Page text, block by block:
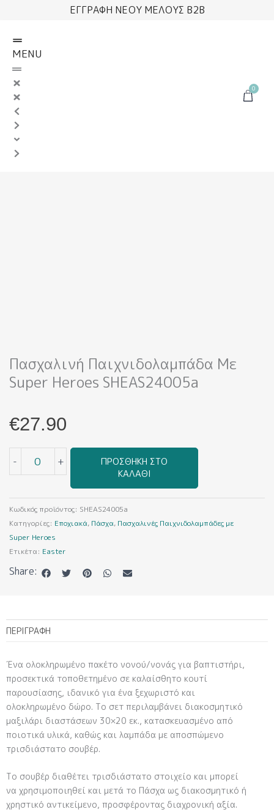
ΕΓΓΡΑΦΗ ΝΕΟΥ ΜΕΛΟΥΣ B2B
MENU
0
Cart
Πασχαλινή Παιχνιδολαμπάδα Με
Super Heroes SHEAS24005a
€27.90
-
Παιχνιδολαμπάδα
Super
Heroes
SHEAS24005a
ποσότητα
+
ΠΡΟΣΘΉΚΗ ΣΤΟ
ΚΑΛΆΘΙ
Κωδικός προϊόντος: SHEAS24005a
Κατηγορίες: Εποχιακά, Πάσχα, Πασχαλινές Παιχνιδολαμπάδες με
Super Heroes
Ετικέτα: Easter
Share:
ΠΕΡΙΓΡΑΦΉ
Ένα ολοκληρωμένο πακέτο νονού/νονάς για βαπτιστήρι,
προσεκτικά τοποθετημένο σε καλαίσθητο κουτί
παρουσίασης, ιδανικό για ένα ξεχωριστό και
ολοκληρωμένο δώρο. Το σετ περιλαμβάνει διακοσμητικό
μαξιλάρι διαστάσεων 30×20 εκ., κατασκευασμένο από
ποιοτικά υλικά, καθώς και λαμπάδα με αποσπώμενο
τρισδιάστατο σουβέρ.
Το σουβέρ διαθέτει τρισδιάστατο στοιχείο και μπορεί
να χρησιμοποιηθεί και μετά το Πάσχα ως διακοσμητικό ή
χρηστικό αντικείμενο, προσφέροντας διαχρονική αξία.